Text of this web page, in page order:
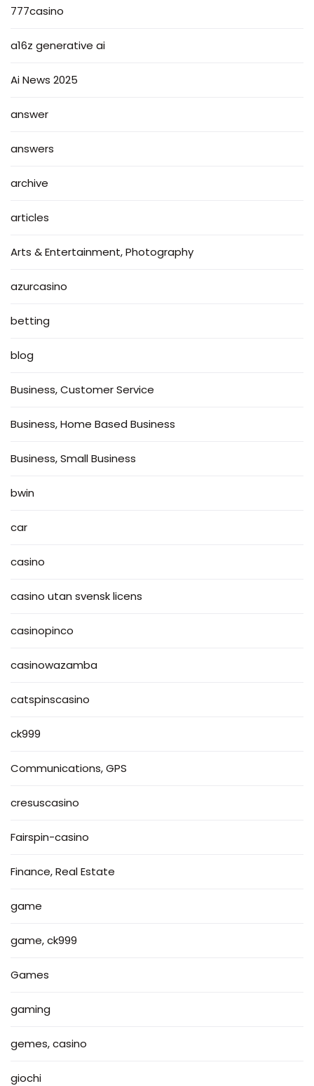
777casino
a16z generative ai
Ai News 2025
answer
answers
archive
articles
Arts & Entertainment, Photography
azurcasino
betting
blog
Business, Customer Service
Business, Home Based Business
Business, Small Business
bwin
car
casino
casino utan svensk licens
casinopinco
casinowazamba
catspinscasino
ck999
Communications, GPS
cresuscasino
Fairspin-casino
Finance, Real Estate
game
game, ck999
Games
gaming
gemes, casino
giochi